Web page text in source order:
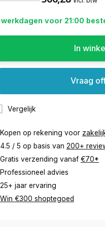
werkdagen voor 21:00
In
Vergelijk
Vraag
Kopen op rekening voor
4.5 / 5 op basis van 200+
Gratis verzending vanaf €70*
Professioneel advies
25+ jaar ervaring
Win €300 shoptegoed